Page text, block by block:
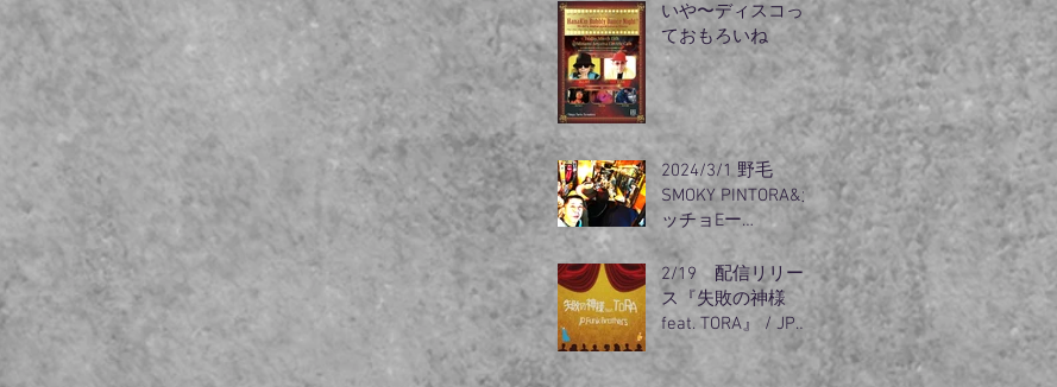
いや〜ディスコっ
ておもろいね
2024/3/1 野毛
SMOKY PINTORA&カ
ッチョEー
guest（オノちゃ
ん）登場
2/19 配信リリー
ス『失敗の神様
feat. TORA』 / JP
Funk